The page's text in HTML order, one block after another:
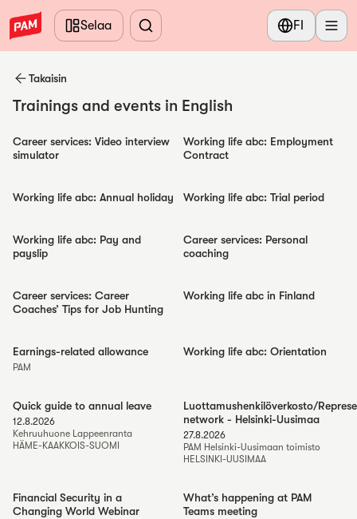
Siirry pääsisältöön
Selaa
FI
Takaisin
Trainings and events in English
Career services: Video interview
simulator
Working life abc: Employment
Contract
Working life abc: Annual holiday Working life abc: Trial period
Working life abc: Pay and
payslip
Career services: Personal
coaching
Career services: Career
Coaches’ Tips for Job Hunting
Working life abc in Finland
Earnings-related allowance
PAM
Working life abc: Orientation
Quick guide to annual leave
12.8.2026
Kehruuhuone Lappeenranta
HÄME-KAAKKOIS-SUOMI
Luottamushenkilöverkosto/
network - Helsinki-Uusimaa
27.8.2026
PAM Helsinki-Uusimaan toimisto
HELSINKI-UUSIMAA
Financial Security in a
Changing World Webinar
What’s happening at PAM
Teams meeting